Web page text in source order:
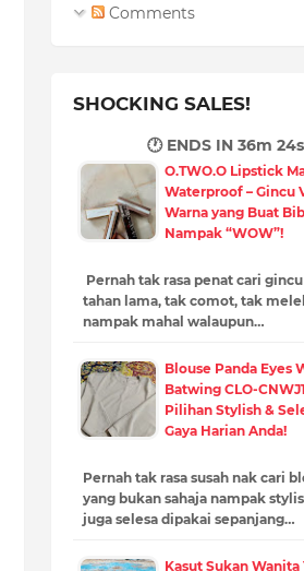
Comments
SHOCKING SALES!
🕐 ENDS IN36m 23s
O.TWO.O Lipstick
Waterproof – Gincu
Warna yang Buat
Nampak “WOW”!
Pernah tak rasa penat cari
tahan lama, tak comot, tak
nampak mahal walaupun…
Blouse Panda Eyes
Batwing CLO-
Pilihan Stylish &
Gaya Harian Anda!
Pernah tak rasa susah nak cari
yang bukan sahaja nampak
juga selesa dipakai sepanjang…
Kasut Sukan Wanita